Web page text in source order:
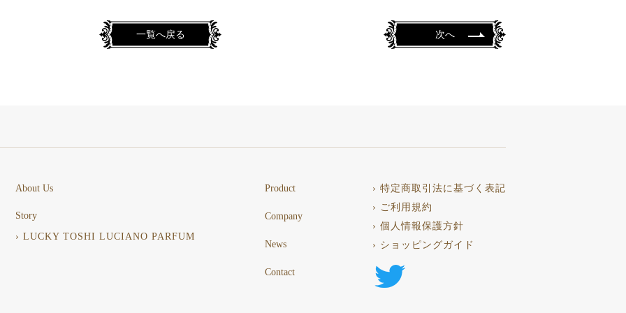
一覧へ戻る 次へ
About Us
Story
› LUCKY TOSHI LUCIANO PARFUM
Product
Company
News
Contact
› 特定商取引法に基づく表記
› ご利用規約
› 個人情報保護方針
› ショッピングガイド